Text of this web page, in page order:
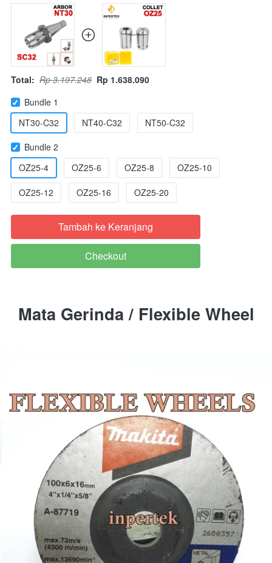
Total: Rp 3.197.248 Rp 1.638.090
Bundle 1
NT30-C32
NT40-C32
NT50-C32
Bundle 2
OZ25-4
OZ25-6 OZ25-8 OZ25-10
OZ25-12 OZ25-16 OZ25-20
`
Tambah ke Keranjang
`
Checkout
Mata Gerinda / Flexible Wheel